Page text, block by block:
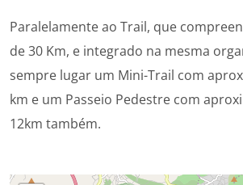
Paralelamente ao Trail, que
de 30 Km, e integrado na mesma
sempre lugar um Mini-Trail com
km e um Passeio Pedestre com
12km também.